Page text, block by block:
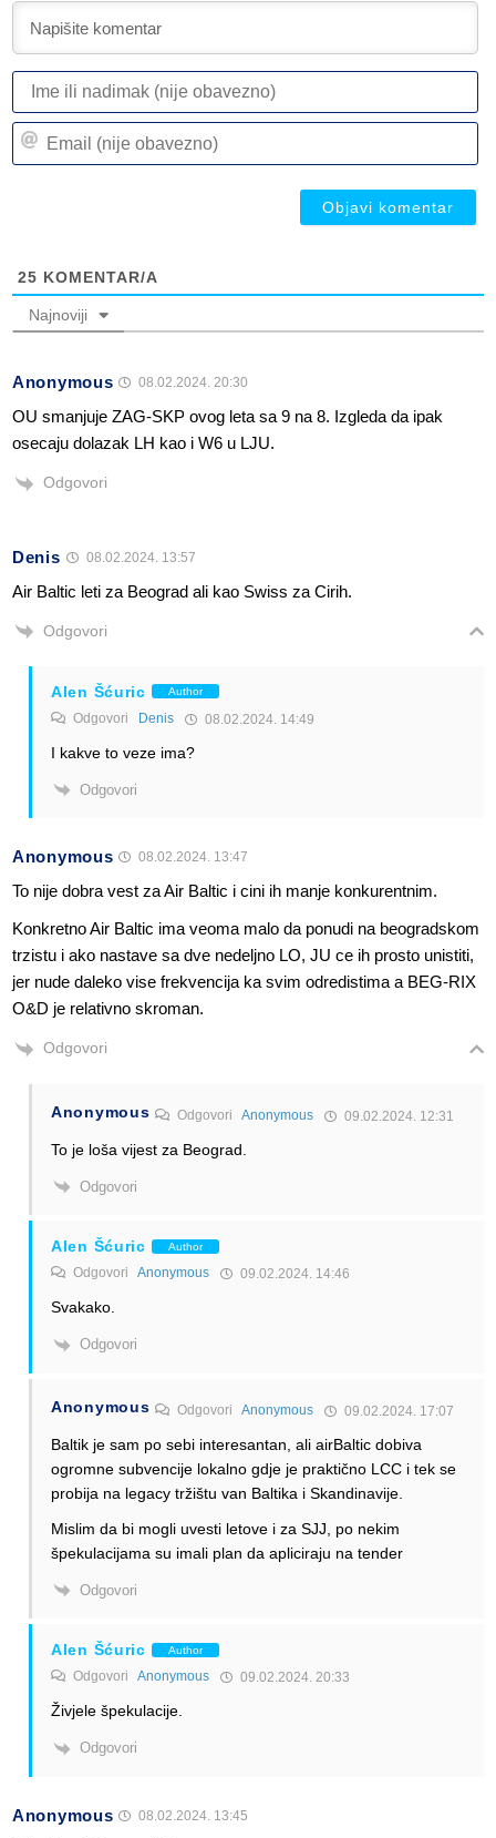
25 KOMENTAR/A
Najnoviji
Anonymous 08.02.2024. 20:30
OU smanjuje ZAG-SKP ovog leta sa 9 na 8. Izgleda da ipak
osecaju dolazak LH kao i W6 u LJU.
Odgovori
Denis 08.02.2024. 13:57
Air Baltic leti za Beograd ali kao Swiss za Cirih.
Odgovori
Alen Šćuric Author
Odgovori Denis 08.02.2024. 14:49
I kakve to veze ima?
Odgovori
Anonymous 08.02.2024. 13:47
To nije dobra vest za Air Baltic i cini ih manje konkurentnim.
Konkretno Air Baltic ima veoma malo da ponudi na beogradskom
trzistu i ako nastave sa dve nedeljno LO, JU ce ih prosto unistiti,
jer nude daleko vise frekvencija ka svim odredistima a BEG-RIX
O&D je relativno skroman.
Odgovori
Anonymous OdgovoriAnonymous 09.02.2024. 12:31
To je loša vijest za Beograd.
Odgovori
Alen Šćuric Author
Odgovori Anonymous 09.02.2024. 14:46
Svakako.
Odgovori
Anonymous OdgovoriAnonymous 09.02.2024. 17:07
Baltik je sam po sebi interesantan, ali airBaltic dobiva
ogromne subvencije lokalno gdje je praktično LCC i tek se
probija na legacy tržištu van Baltika i Skandinavije.
Mislim da bi mogli uvesti letove i za SJJ, po nekim
špekulacijama su imali plan da apliciraju na tender
Odgovori
Alen Šćuric Author
Odgovori Anonymous 09.02.2024. 20:33
Živjele špekulacije.
Odgovori
Anonymous 08.02.2024. 13:45